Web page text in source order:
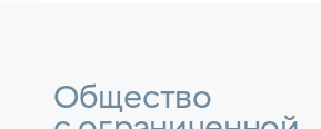
Общество